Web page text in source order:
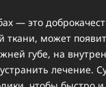
— это
ткани, может
губе, на
лечение.